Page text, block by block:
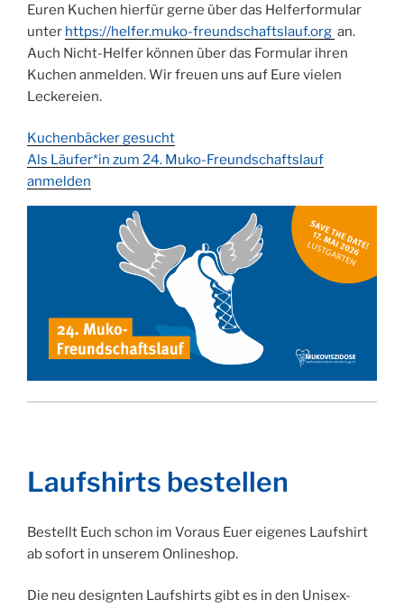
Euren Kuchen hierfür gerne über das Helferformular
unter https://helfer.muko-freundschaftslauf.org an.
Auch Nicht-Helfer können über das Formular ihren
Kuchen anmelden. Wir freuen uns auf Eure vielen
Leckereien.
Kuchenbäcker gesucht
Als Läufer*in zum 24. Muko-Freundschaftslauf
anmelden
Laufshirts bestellen
Bestellt Euch schon im Voraus Euer eigenes Laufshirt
ab sofort in unserem Onlineshop.
Die neu designten Laufshirts gibt es in den Unisex-